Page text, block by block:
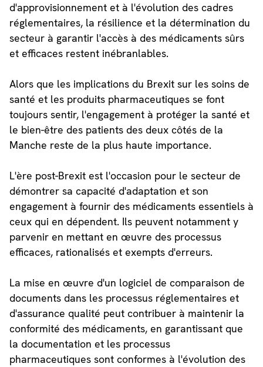
d'approvisionnement et à l'évolution des cadres
réglementaires, la résilience et la détermination du
secteur à garantir l'accès à des médicaments sûrs
et efficaces restent inébranlables.
Alors que les implications du Brexit sur les soins de
santé et les produits pharmaceutiques se font
toujours sentir, l'engagement à protéger la santé et
le bien-être des patients des deux côtés de la
Manche reste de la plus haute importance.
L'ère post-Brexit est l'occasion pour le secteur de
démontrer sa capacité d'adaptation et son
engagement à fournir des médicaments essentiels à
ceux qui en dépendent. Ils peuvent notamment y
parvenir en mettant en œuvre des processus
efficaces, rationalisés et exempts d'erreurs.
La mise en œuvre d'un logiciel de comparaison de
documents dans les processus réglementaires et
d'assurance qualité peut contribuer à maintenir la
conformité des médicaments, en garantissant que
la documentation et les processus
pharmaceutiques sont conformes à l'évolution des